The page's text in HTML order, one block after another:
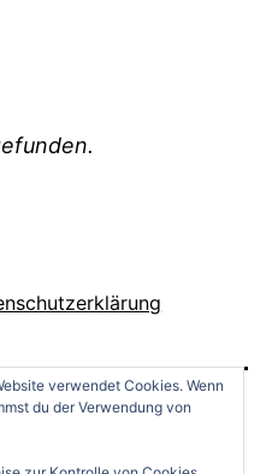
verwendet Cookies. Wenn
du der Verwendung von